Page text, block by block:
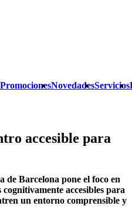
PromocionesNovedadesServicios
accesible para
de Barcelona pone el foco en
accesibles para
un entorno comprensible y